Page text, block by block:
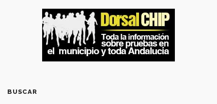
BUSCAR